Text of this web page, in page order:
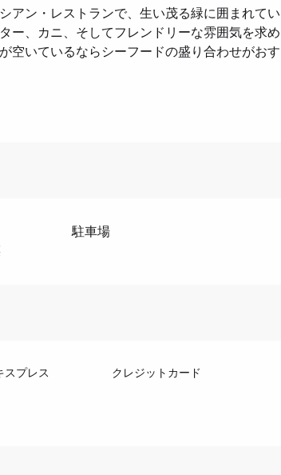
アン・レストランで、生い茂る緑に囲まれてい
ー、カニ、そしてフレンドリーな雰囲気を求め
空いているならシーフードの盛り合わせがおす
駐車場
スプレス クレジットカード